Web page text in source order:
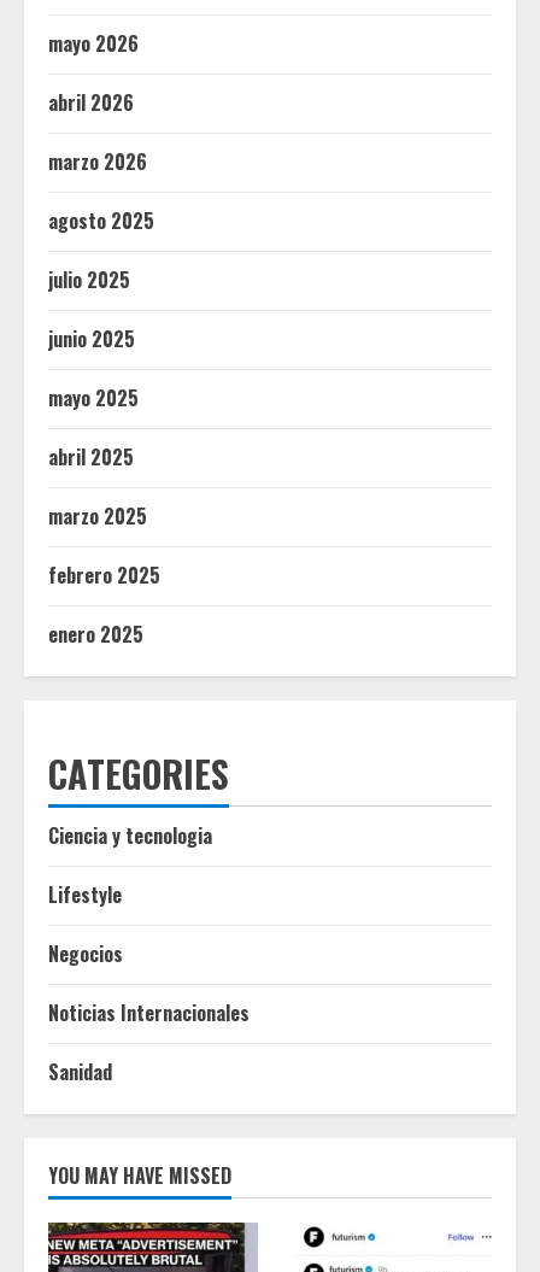
mayo 2026
abril 2026
marzo 2026
agosto 2025
julio 2025
junio 2025
mayo 2025
abril 2025
marzo 2025
febrero 2025
enero 2025
CATEGORIES
Ciencia y tecnologia
Lifestyle
Negocios
Noticias Internacionales
Sanidad
YOU MAY HAVE MISSED